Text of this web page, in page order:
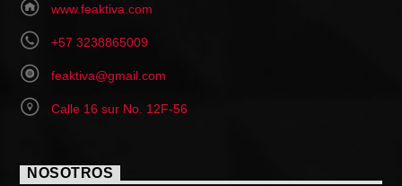
www.feaktiva.com
+57 3238865009
feaktiva@gmail.com
Calle 16 sur No. 12F-56
NOSOTROS